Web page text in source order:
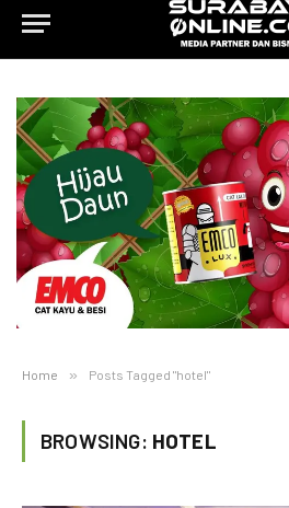
Home » Posts Tagged "hotel"
BROWSING: HOTEL